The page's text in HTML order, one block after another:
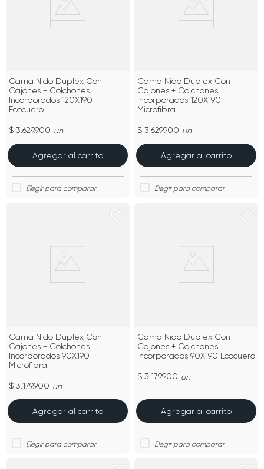
Cama Nido Duplex Con
Cajones + Colchones
Incorporados 120X190
Ecocuero
$ 3.629.900 un
Agregar al carrito
Cama Nido Duplex Con
Cajones + Colchones
Incorporados 120X190
Microfibra
$ 3.629.900 un
Agregar al carrito
Cama Nido Duplex Con
Cajones + Colchones
Incorporados 90X190
Microfibra
$ 3.179.900 un
Agregar al carrito
Cama Nido Duplex Con
Cajones + Colchones
Incorporados 90X190 Ecocuero
$ 3.179.900 un
Agregar al carrito